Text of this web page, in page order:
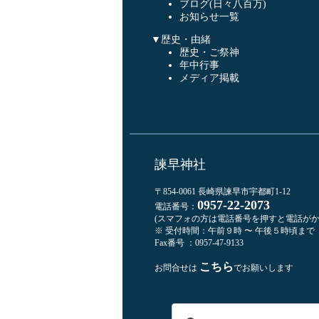
ブログ(日々八百万)
お知らせ一覧
▼歴史・由緒
歴史・ご祭神
年中行事
メディア掲載
諫早神社
〒854-0061 長崎県諫早市宇都町1-12
電話番号： 0957-22-2073
(スマフォの方は電話番号を押すと電話が
※ 受付時間：午前９時 〜 午後５時頃まで
Fax番号 ：0957-47-9133
お問合せは こちらでお願いします